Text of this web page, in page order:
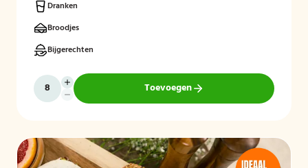
Dranken
Broodjes
Bijgerechten
Toevoegen